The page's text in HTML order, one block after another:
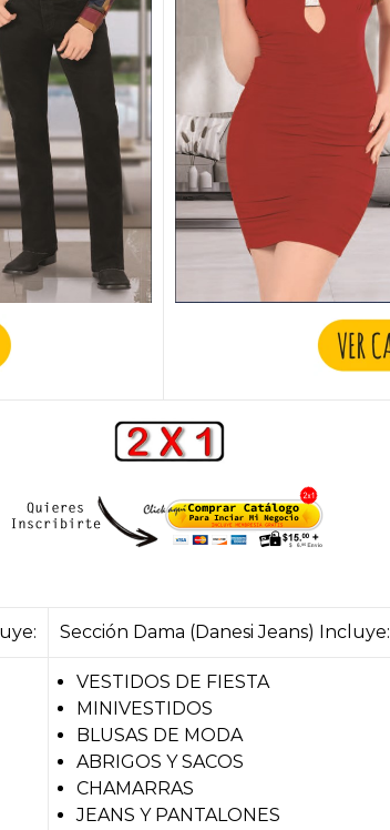
Sección Dama (Danesi Jeans) Incluye:
VESTIDOS DE FIESTA
MINIVESTIDOS
BLUSAS DE MODA
ABRIGOS Y SACOS
CHAMARRAS
JEANS Y PANTALONES